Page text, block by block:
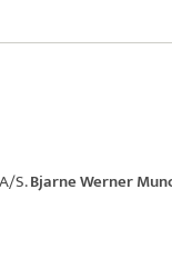
S.Bjarne Werner